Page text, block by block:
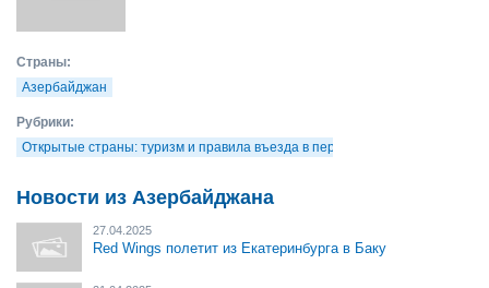
Страны:
Азербайджан
Рубрики:
Открытые страны: туризм и правила въезда в период коронавирусных и
Новости из Азербайджана
27.04.2025
Red Wings полетит из Екатеринбурга в Баку